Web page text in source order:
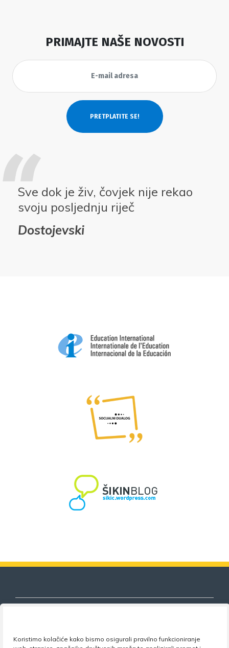
Koristimo kolačiće kako bismo osigurali pravilno funkcioniranje
PRIMAJTE NAŠE NOVOSTI
Sve dok je živ, čovjek nije rekao
svoju posljednju riječ
Dostojevski
Nezavisni sindikat znanosti i visokog